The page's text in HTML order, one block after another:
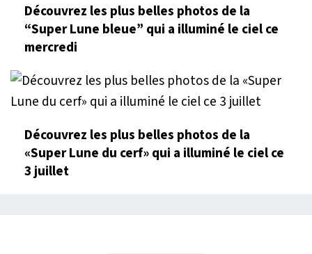
Découvrez les plus belles photos de la
“Super Lune bleue” qui a illuminé le ciel ce
mercredi
Découvrez les plus belles photos de la
«Super Lune du cerf» qui a illuminé le ciel ce
3 juillet